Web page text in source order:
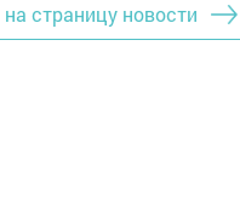
страницу новости